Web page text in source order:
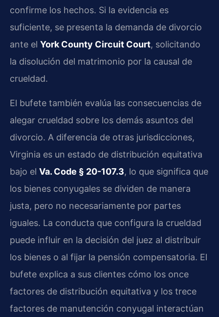
confirme los hechos. Si la evidencia es
suficiente, se presenta la demanda de divorcio
ante el York County Circuit Court, solicitando
la disolución del matrimonio por la causal de
crueldad.
El bufete también evalúa las consecuencias de
alegar crueldad sobre los demás asuntos del
divorcio. A diferencia de otras jurisdicciones,
Virginia es un estado de distribución equitativa
bajo el Va. Code § 20-107.3, lo que significa que
los bienes conyugales se dividen de manera
justa, pero no necesariamente por partes
iguales. La conducta que configura la crueldad
puede influir en la decisión del juez al distribuir
los bienes o al fijar la pensión compensatoria. El
bufete explica a sus clientes cómo los once
factores de distribución equitativa y los trece
factores de manutención conyugal interactúan